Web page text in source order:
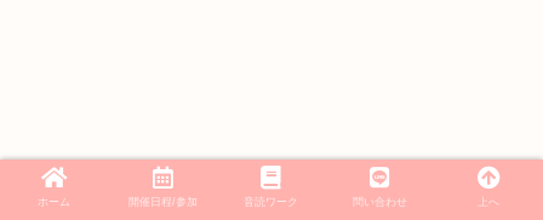
ホーム 開催日程/参加 音読ワーク 問い合わせ 上へ